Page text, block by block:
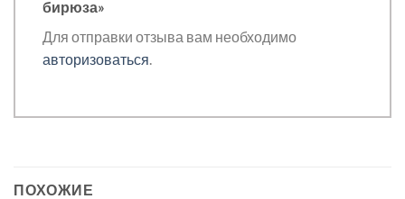
бирюза»
Для отправки отзыва вам необходимо
авторизоваться
ПОХОЖИЕ